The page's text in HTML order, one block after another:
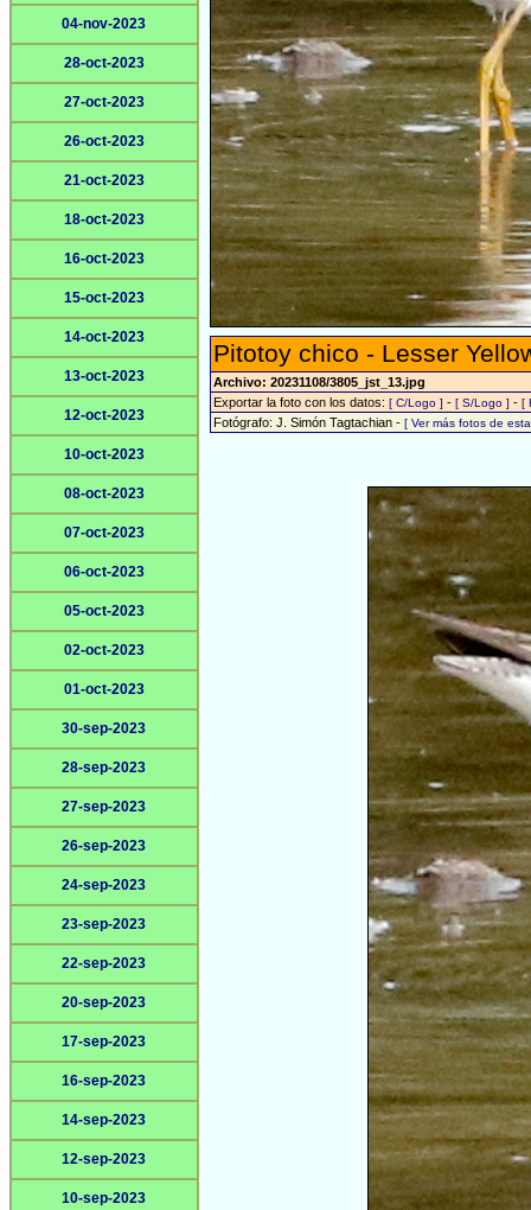
04-nov-2023
28-oct-2023
27-oct-2023
26-oct-2023
21-oct-2023
18-oct-2023
16-oct-2023
15-oct-2023
14-oct-2023
13-oct-2023
12-oct-2023
10-oct-2023
08-oct-2023
07-oct-2023
06-oct-2023
05-oct-2023
02-oct-2023
01-oct-2023
30-sep-2023
28-sep-2023
27-sep-2023
26-sep-2023
24-sep-2023
23-sep-2023
22-sep-2023
20-sep-2023
17-sep-2023
16-sep-2023
14-sep-2023
12-sep-2023
10-sep-2023
Pitotoy chico - Lesser
Archivo: 20231108/3805_jst_13.jpg
Exportar la foto con los datos: [ C/Logo ] - [ S/Logo ] - [
Fotógrafo: J. Simón Tagtachian - [ Ver más fotos de